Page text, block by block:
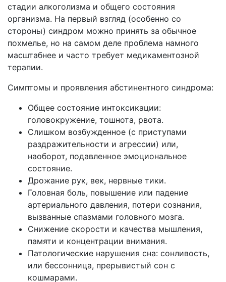
стадии алкоголизма и общего состояния
организма. На первый взгляд (особенно со
стороны) синдром можно принять за обычное
похмелье, но на самом деле проблема намного
масштабнее и часто требует медикаментозной
терапии.
Симптомы и проявления абстинентного синдрома:
Общее состояние интоксикации:
головокружение, тошнота, рвота.
Слишком возбужденное (с приступами
раздражительности и агрессии) или,
наоборот, подавленное эмоциональное
состояние.
Дрожание рук, век, нервные тики.
Головная боль, повышение или падение
артериального давления, потери сознания,
вызванные спазмами головного мозга.
Снижение скорости и качества мышления,
памяти и концентрации внимания.
Патологические нарушения сна: сонливость,
или бессонница, прерывистый сон с
кошмарами.